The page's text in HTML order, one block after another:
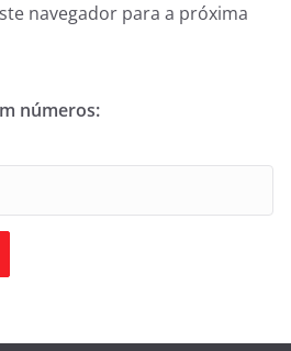
navegador para a próxima
números: